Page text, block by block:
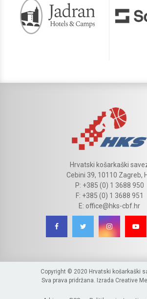
Hrvatski košarkaški
Cebini 39, 10110 Zagreb,
P: +385 (0) 1 3688 950
F: +385 (0) 1 3688 951
E: office@hks-cbf.hr
Copyright © 2020 Hrvatski košarkaški
Sva prava pridržana. Izrada Creative